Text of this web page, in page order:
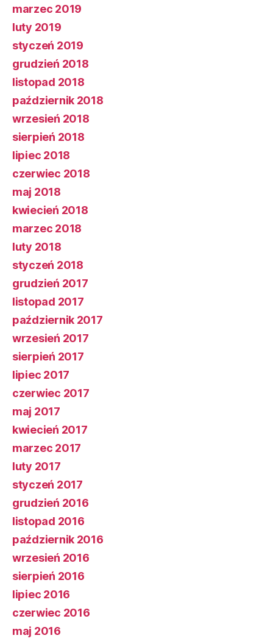
marzec 2019
luty 2019
styczeń 2019
grudzień 2018
listopad 2018
październik 2018
wrzesień 2018
sierpień 2018
lipiec 2018
czerwiec 2018
maj 2018
kwiecień 2018
marzec 2018
luty 2018
styczeń 2018
grudzień 2017
listopad 2017
październik 2017
wrzesień 2017
sierpień 2017
lipiec 2017
czerwiec 2017
maj 2017
kwiecień 2017
marzec 2017
luty 2017
styczeń 2017
grudzień 2016
listopad 2016
październik 2016
wrzesień 2016
sierpień 2016
lipiec 2016
czerwiec 2016
maj 2016